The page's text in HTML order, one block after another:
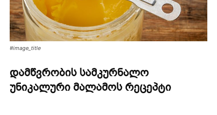
#image_title
დამწვრობის სამკურნალო
უნიკალური მალამოს რეცეპტი